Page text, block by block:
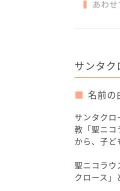
あわ
サンタク
名前の
サンタク
教「聖ニコ
から、子ど
聖ニコラウ
クロース」